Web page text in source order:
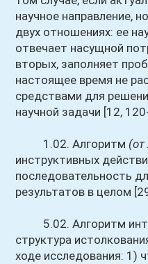
научное направление,
двух отношениях: ее
отвечает насущной
вторых, заполняет
настоящее время не
средствами для
научной задачи [12,
1.02. Алгоритм (от
инструктивных
последовательность
результатов в целом
5.02. Алгоритм
структура
ходе исследования: 1)